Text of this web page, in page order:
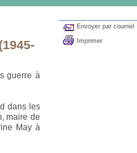
guerre à
dans les
maire de
May à
Envoyer par courriel
Imprimer